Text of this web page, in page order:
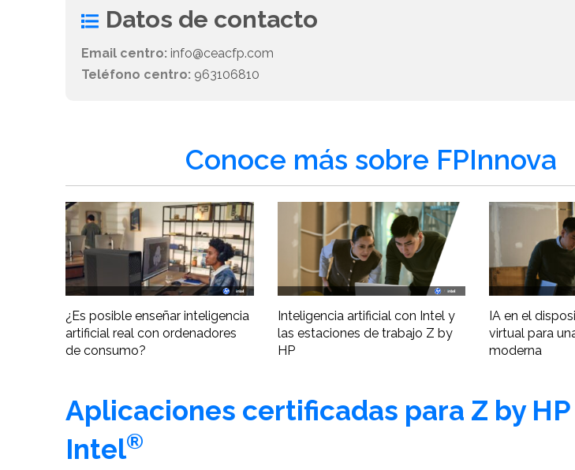
Datos de contacto
Email centro: info@ceacfp.com
Teléfono centro: 963106810
Conoce más sobre FPInnova
¿Es posible enseñar inteligencia
artificial real con ordenadores
de consumo?
Inteligencia artificial con Intel y
las estaciones de trabajo Z by
HP
IA en el
virtual para
moderna
Aplicaciones certificadas para Z by
Intel®